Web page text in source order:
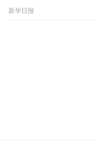
新华日报